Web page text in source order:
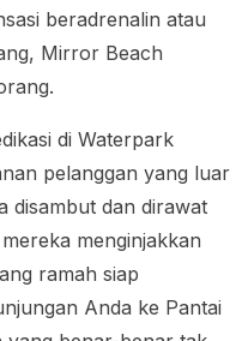
beradrenalin atau
Mirror Beach
di Waterpark
pelanggan yang luar
disambut dan dirawat
menginjakkan
ramah siap
Anda ke Pantai